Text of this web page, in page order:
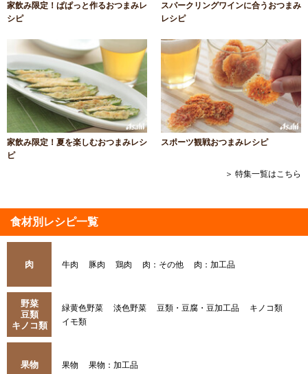
家飲み限定！ぱぱっと作るおつまみレ
シピ
スパークリングワインに合うおつまみ
レシピ
家飲み限定！夏を楽しむおつまみレシ
ピ
スポーツ観戦おつまみレシピ
＞ 特集一覧はこちら
食材別レシピ一覧
肉 牛肉 豚肉 鶏肉 肉：その他 肉：加工品
野菜
豆類
キノコ類
緑黄色野菜 淡色野菜 豆類・豆腐・豆加工品
キノコ類
イモ類
果物 果物 果物：加工品